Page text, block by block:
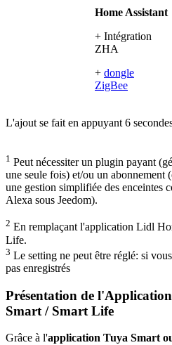
Home Assistant
+ Intégration
ZHA
+ dongle
ZigBee
L'ajout se fait en appuyant 6
1 Peut nécessiter un plugin payant
une seule fois) et/ou un abonnement
une gestion simplifiée des enceintes
Alexa sous Jeedom).
2 En remplaçant l'application Lidl
Life.
3 Le setting ne peut être réglé: si
pas enregistrés
Présentation de
Smart / Smart Life
Grâce à l'application Tuya Smart